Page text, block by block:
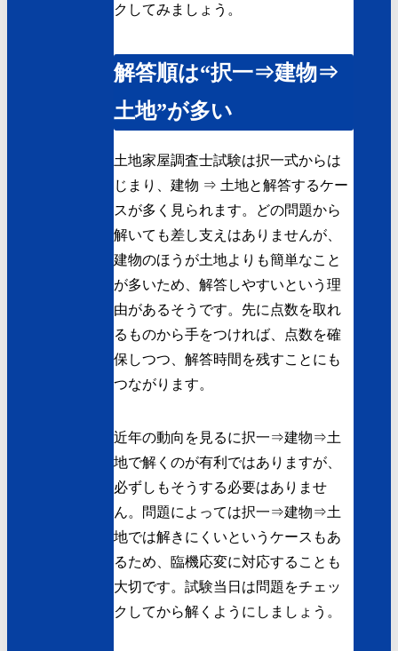
クしてみましょう。
解答順は“択一⇒建物⇒
土地”が多い
土地家屋調査士試験は択一式からは
じまり、建物 ⇒ 土地と解答するケー
スが多く見られます。どの問題から
解いても差し支えはありませんが、
建物のほうが土地よりも簡単なこと
が多いため、解答しやすいという理
由があるそうです。先に点数を取れ
るものから手をつければ、点数を確
保しつつ、解答時間を残すことにも
つながります。
近年の動向を見るに択一⇒建物⇒土
地で解くのが有利ではありますが、
必ずしもそうする必要はありませ
ん。問題によっては択一⇒建物⇒土
地では解きにくいというケースもあ
るため、臨機応変に対応することも
大切です。試験当日は問題をチェッ
クしてから解くようにしましょう。